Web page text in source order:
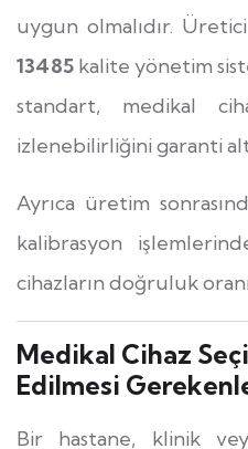
uygun olmalıdır.
13485 kalite yönetim
standart, medikal
izlenebilirliğini garanti
Ayrıca üretim
kalibrasyon
cihazların doğruluk
Medikal Cihaz
Edilmesi
Bir hastane, klinik